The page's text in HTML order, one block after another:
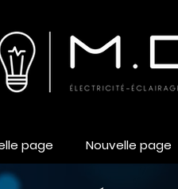
page Nouvelle page